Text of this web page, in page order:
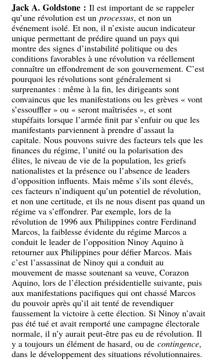
Jack A. Goldstone : Il est important de se rappeler
qu’une révolution est un processus, et non un
événement isolé. Et non, il n’existe aucun indicateur
unique permettant de prédire quand un pays qui
montre des signes d’instabilité politique ou des
conditions favorables à une révolution va réellement
connaître un effondrement de son gouvernement. C’est
pourquoi les révolutions sont généralement si
surprenantes : même à la fin, les dirigeants sont
convaincus que les manifestations ou les grèves « vont
s’essouffler » ou « seront maîtrisées », et sont
stupéfaits lorsque l’armée finit par s’enfuir ou que les
manifestants parviennent à prendre d’assaut la
capitale. Nous pouvons suivre des facteurs tels que les
finances du régime, l’unité ou la polarisation des
élites, le niveau de vie de la population, les griefs
nationalistes et la présence ou l’absence de leaders
d’opposition influents. Mais même s’ils sont élevés,
ces facteurs n’indiquent qu’un potentiel de révolution,
et non une certitude, et ils ne nous disent pas quand un
régime va s’effondrer. Par exemple, lors de la
révolution de 1996 aux Philippines contre Ferdinand
Marcos, la faiblesse évidente du régime Marcos a
conduit le leader de l’opposition Ninoy Aquino à
retourner aux Philippines pour défier Marcos. Mais
c’est l’assassinat de Ninoy qui a conduit au
mouvement de masse soutenant sa veuve, Corazon
Aquino, lors de l’élection présidentielle suivante, puis
aux manifestations pacifiques qui ont chassé Marcos
du pouvoir après qu’il ait tenté de revendiquer
faussement la victoire à cette élection. Si Ninoy n’avait
pas été tué et avait remporté une campagne électorale
normale, il n’y aurait peut-être pas eu de révolution. Il
y a toujours un élément de hasard, ou de contingence,
dans le développement des situations révolutionnaires.